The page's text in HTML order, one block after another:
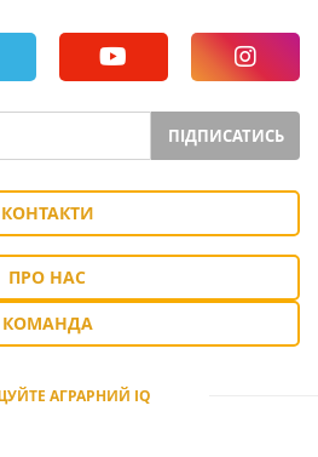
ПІДПИСАТИСЬ
КОНТАКТИ
ПРО НАС
КОМАНДА
АГРАРНИЙ IQ